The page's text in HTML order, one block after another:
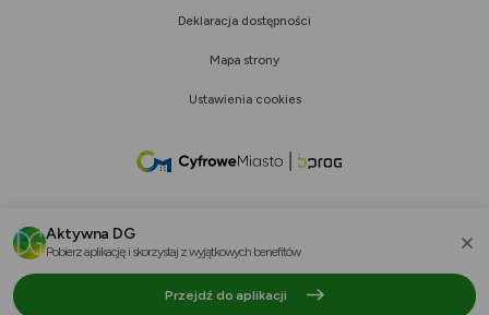
Deklaracja dostępności
Mapa strony
Ustawienia cookies
link
nowej
Aktywna DG
Pobierz aplikację i skorzystaj z wyjątkowych benefitów
Przejdź do aplikacji